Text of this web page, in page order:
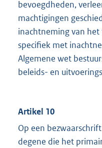
bevoegdheden,
machtigingen
inachtneming van
specifiek met
Algemene wet
beleids- en
Artikel 10
Op een
degene die het